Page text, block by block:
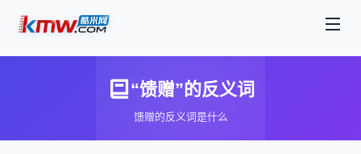
“馈赠”的反义词
馈赠的反义词是什么